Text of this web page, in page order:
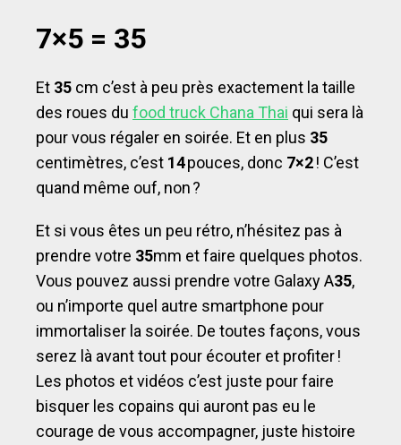
7×5 = 35
Et 35 cm c’est à peu près exactement la taille
des roues du food truck Chana Thai qui sera là
pour vous régaler en soirée. Et en plus 35
centimètres, c’est 14pouces, donc 7×2! C’est
quand même ouf, non ?
Et si vous êtes un peu rétro, n’hésitez pas à
prendre votre 35mm et faire quelques photos.
Vous pouvez aussi prendre votre Galaxy A35,
ou n’importe quel autre smartphone pour
immortaliser la soirée. De toutes façons, vous
serez là avant tout pour écouter et profiter !
Les photos et vidéos c’est juste pour faire
bisquer les copains qui auront pas eu le
courage de vous accompagner, juste histoire